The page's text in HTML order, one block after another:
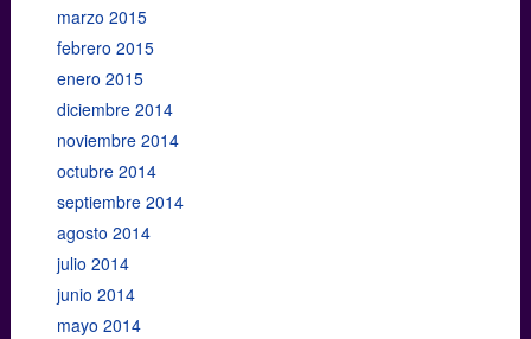
marzo 2015
febrero 2015
enero 2015
diciembre 2014
noviembre 2014
octubre 2014
septiembre 2014
agosto 2014
julio 2014
junio 2014
mayo 2014